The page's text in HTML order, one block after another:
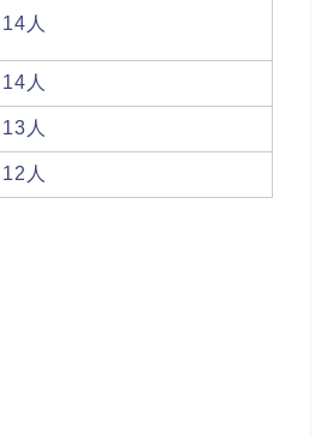
14人
14人
13人
12人